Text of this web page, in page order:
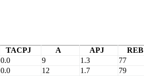
TACPJ A APJ REB
0.0 9 1.3 77
0.0 12 1.7 79